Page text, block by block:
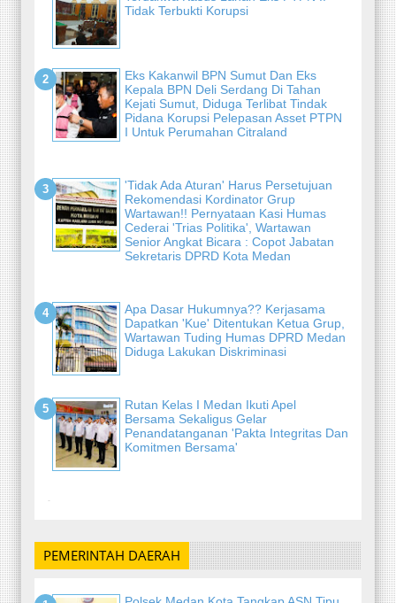
Tidak Terbukti Korupsi
Eks Kakanwil BPN Sumut Dan Eks
Kepala BPN Deli Serdang Di Tahan
Kejati Sumut, Diduga Terlibat Tindak
Pidana Korupsi Pelepasan Asset PTPN
I Untuk Perumahan Citraland
'Tidak Ada Aturan' Harus Persetujuan
Rekomendasi Kordinator Grup
Wartawan!! Pernyataan Kasi Humas
Cederai 'Trias Politika', Wartawan
Senior Angkat Bicara : Copot Jabatan
Sekretaris DPRD Kota Medan
Apa Dasar Hukumnya?? Kerjasama
Dapatkan 'Kue' Ditentukan Ketua Grup,
Wartawan Tuding Humas DPRD Medan
Diduga Lakukan Diskriminasi
Rutan Kelas I Medan Ikuti Apel
Bersama Sekaligus Gelar
Penandatanganan 'Pakta Integritas Dan
Komitmen Bersama'
-
PEMERINTAH DAERAH